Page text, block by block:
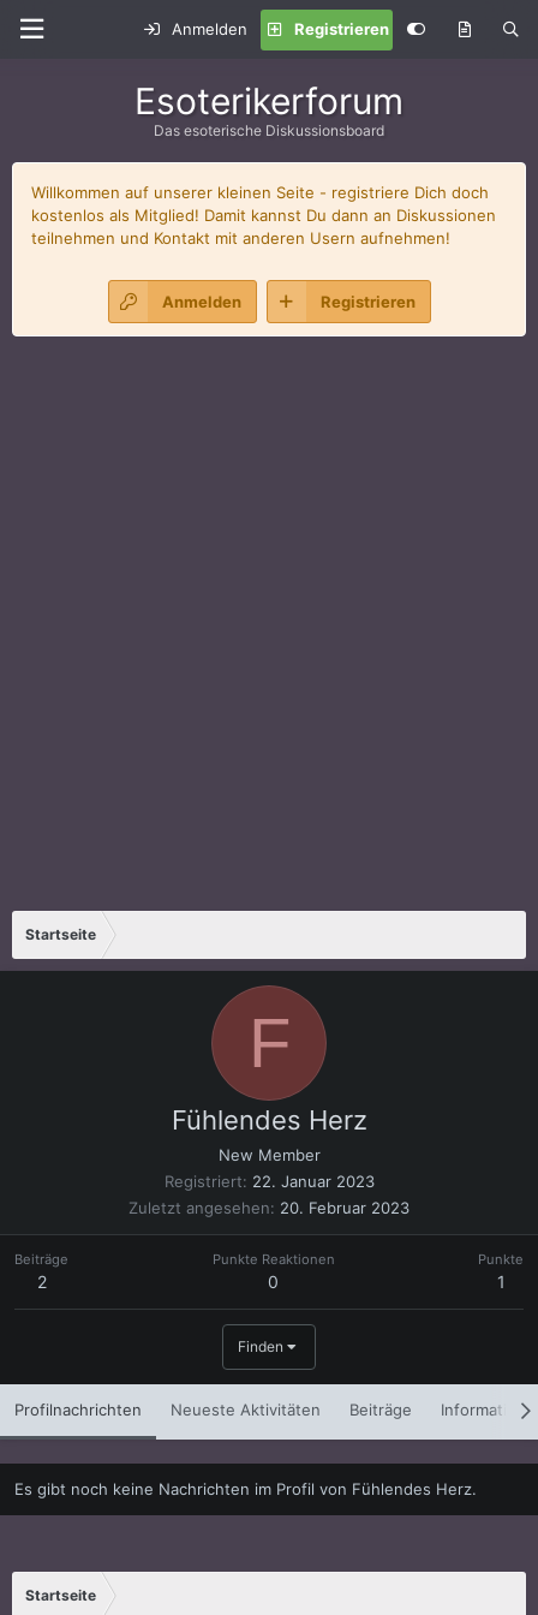
Anmelden Registrieren
Esoterikerforum
Das esoterische Diskussionsboard
Willkommen auf unserer kleinen Seite - registriere Dich doch
kostenlos als Mitglied! Damit kannst Du dann an Diskussionen
teilnehmen und Kontakt mit anderen Usern aufnehmen!
Anmelden Registrieren
Startseite
F
Fühlendes Herz
New Member
Registriert
22. Januar 2023
Zuletzt angesehen
20. Februar 2023
Beiträge
2
Punkte Reaktionen
0
Punkte
1
Finden
Profilnachrichten Neueste Aktivitäten Beiträge
Es gibt noch keine Nachrichten im Profil von Fühlendes Herz.
Startseite